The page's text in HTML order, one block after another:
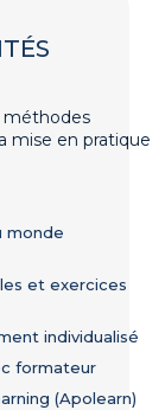
méthodes
mise en pratique
monde
et exercices
individualisé
formateur
(Apolearn)